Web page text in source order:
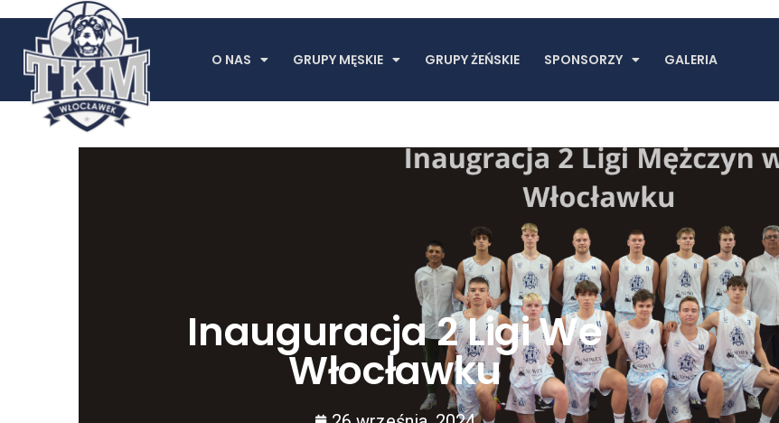
O NAS GRUPY MĘSKIE GRUPY ŻEŃSKIE SPONSORZY GALERIA
Inauguracja 2 Ligi We
Włocławku